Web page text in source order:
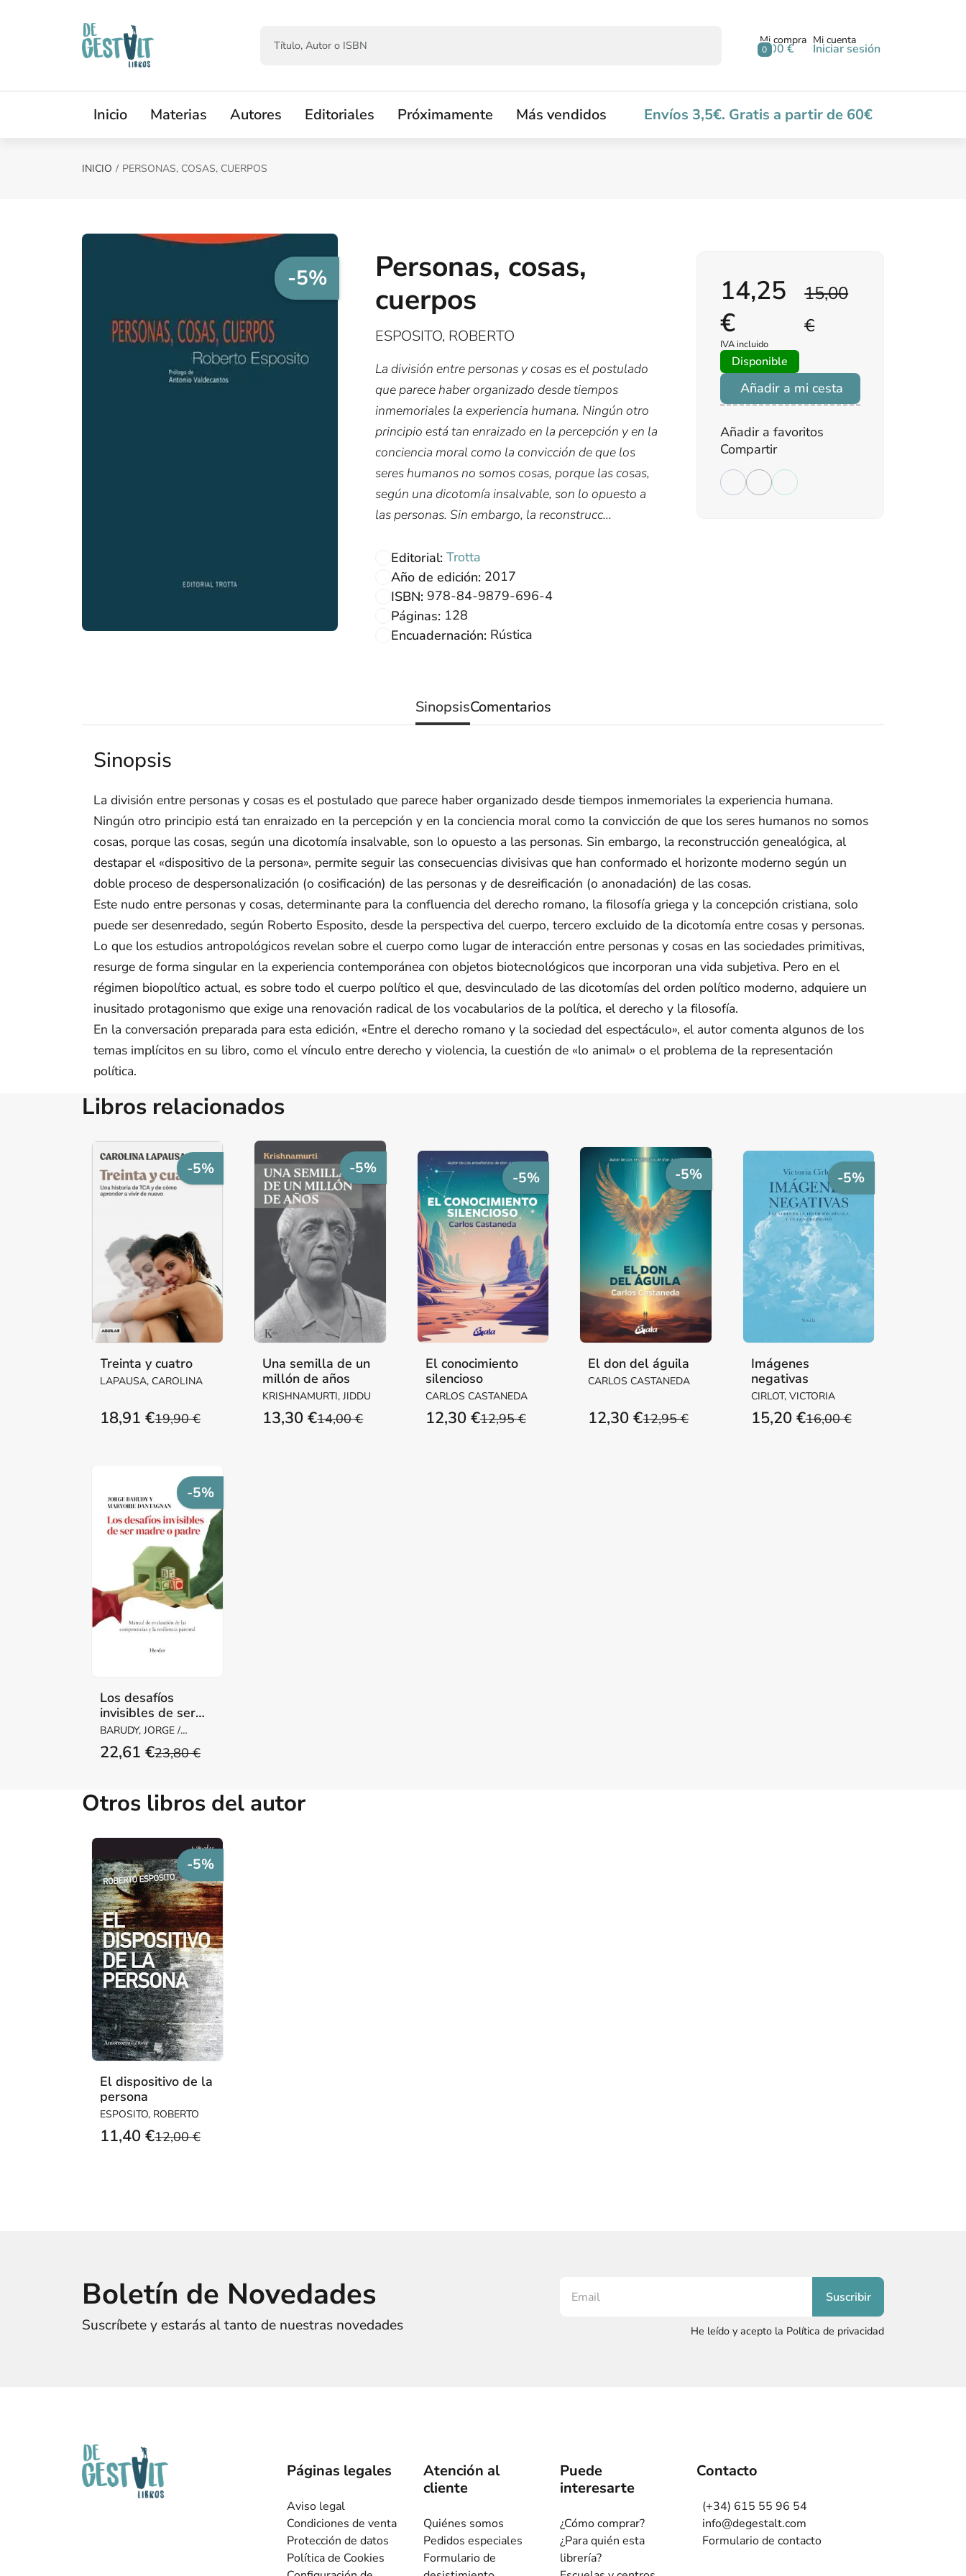
0
Mi compra
0,00 €
Mi cuenta
Iniciar sesión
Inicio Materias Autores Editoriales Próximamente Más vendidos Envíos 3,5€. Gratis a partir de 60€
INICIO PERSONAS, COSAS, CUERPOS
-5%
Personas, cosas,
cuerpos
ESPOSITO, ROBERTO
La división entre personas y cosas es el postulado
que parece haber organizado desde tiempos
inmemoriales la experiencia humana. Ningún otro
principio está tan enraizado en la percepción y en la
conciencia moral como la convicción de que los
seres humanos no somos cosas, porque las cosas,
según una dicotomía insalvable, son lo opuesto a
las personas. Sin embargo, la reconstrucc...
Editorial: Trotta
Año de edición: 2017
ISBN: 978-84-9879-696-4
Páginas: 128
Encuadernación: Rústica
15,00
€
14,25
€
IVA incluido
Disponible
Añadir a mi cesta
Añadir a favoritos
Compartir
SinopsisComentarios
Sinopsis
La división entre personas y cosas es el postulado que parece haber organizado desde tiempos inmemoriales la experiencia humana.
Ningún otro principio está tan enraizado en la percepción y en la conciencia moral como la convicción de que los seres humanos no somos
cosas, porque las cosas, según una dicotomía insalvable, son lo opuesto a las personas. Sin embargo, la reconstrucción genealógica, al
destapar el «dispositivo de la persona», permite seguir las consecuencias divisivas que han conformado el horizonte moderno según un
doble proceso de despersonalización (o cosificación) de las personas y de desreificación (o anonadación) de las cosas.
Este nudo entre personas y cosas, determinante para la confluencia del derecho romano, la filosofía griega y la concepción cristiana, solo
puede ser desenredado, según Roberto Esposito, desde la perspectiva del cuerpo, tercero excluido de la dicotomía entre cosas y personas.
Lo que los estudios antropológicos revelan sobre el cuerpo como lugar de interacción entre personas y cosas en las sociedades primitivas,
resurge de forma singular en la experiencia contemporánea con objetos biotecnológicos que incorporan una vida subjetiva. Pero en el
régimen biopolítico actual, es sobre todo el cuerpo político el que, desvinculado de las dicotomías del orden político moderno, adquiere un
inusitado protagonismo que exige una renovación radical de los vocabularios de la política, el derecho y la filosofía.
En la conversación preparada para esta edición, «Entre el derecho romano y la sociedad del espectáculo», el autor comenta algunos de los
temas implícitos en su libro, como el vínculo entre derecho y violencia, la cuestión de «lo animal» o el problema de la representación
política.
Libros relacionados
-5%
Treinta y cuatro
LAPAUSA, CAROLINA
19,90 €
18,91 €
-5%
Una semilla de un
millón de años
KRISHNAMURTI, JIDDU
14,00 €
13,30 €
-5%
El conocimiento
silencioso
CARLOS CASTANEDA
12,95 €
12,30 €
-5%
El don del águila
CARLOS CASTANEDA
12,95 €
12,30 €
-5%
Imágenes
negativas
CIRLOT, VICTORIA
16,00 €
15,20 €
-5%
Los desafíos
invisibles de ser
madre o padre
BARUDY, JORGE /
DANTAGNAN,
MARYORIE 23,80 €
22,61 €
Otros libros del autor
-5%
El dispositivo de la
persona
ESPOSITO, ROBERTO
12,00 €
11,40 €
Boletín de Novedades
Suscríbete y estarás al tanto de nuestras novedades He leído y acepto la Política de privacidad
Páginas legales
Aviso legal
Condiciones de venta
Protección de datos
Política de Cookies
Atención al
cliente
Quiénes somos
Pedidos especiales
Formulario de
Puede
interesarte
¿Cómo comprar?
¿Para quién esta
librería?
Contacto
(+34) 615 55 96 54
info@degestalt.com
Formulario de contacto